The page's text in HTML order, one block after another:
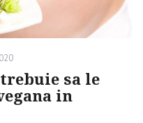
sa le
in